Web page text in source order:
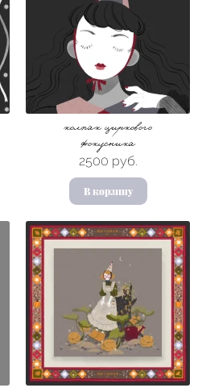
колпак циркового
фокусника
2500 руб.
В корзину